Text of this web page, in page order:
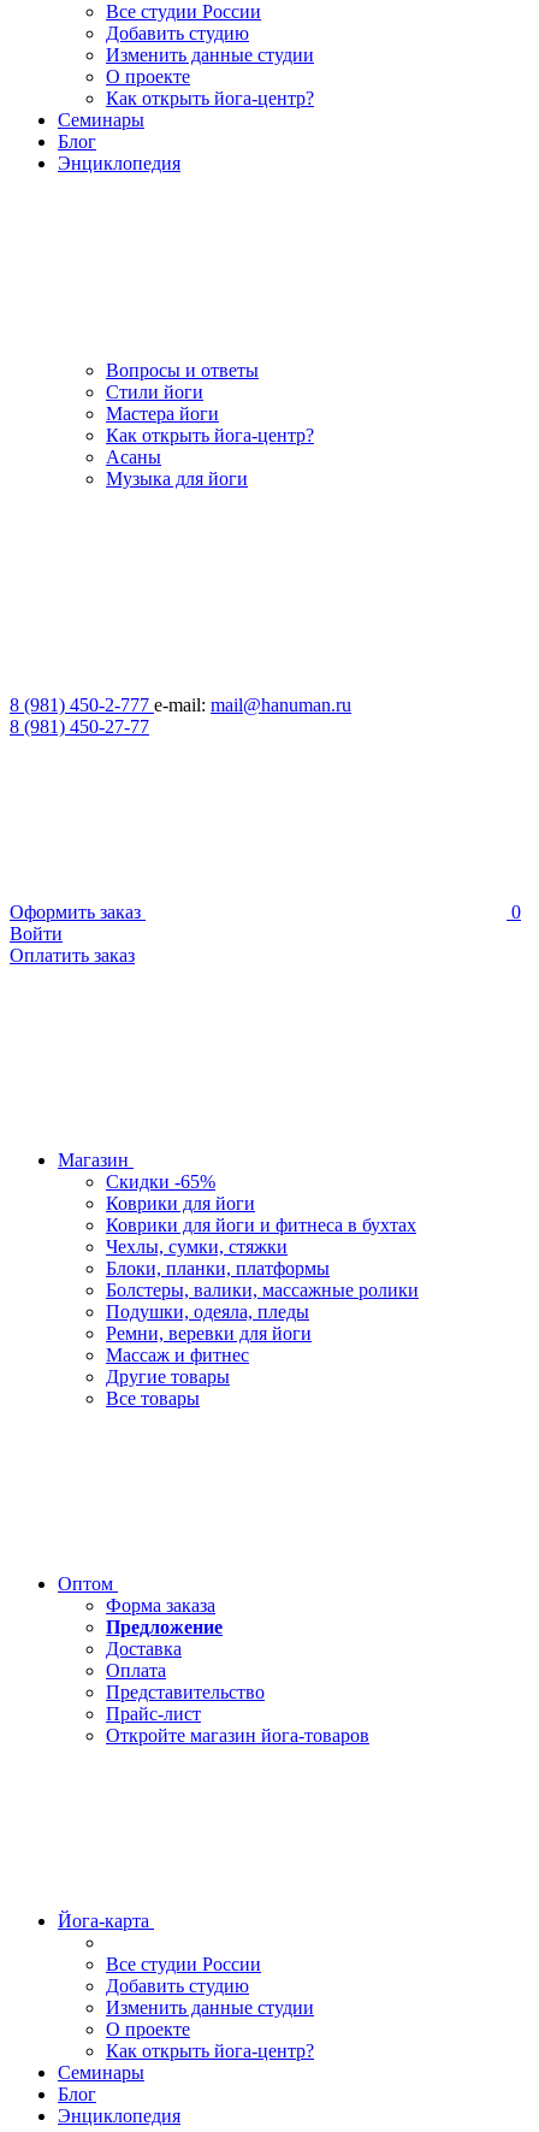
Все студии России
Добавить студию
Изменить данные студии
О проекте
Как открыть йога-центр?
Семинары
Блог
Энциклопедия
Вопросы и ответы
Стили йоги
Мастера йоги
Как открыть йога-центр?
Асаны
Музыка для йоги
8 (981) 450-2-777 e-mail: mail@hanuman.ru
8 (981) 450-27-77
Оформить заказ
0
Войти
Оплатить заказ
Магазин
Скидки -65%
Коврики для йоги
Коврики для йоги и фитнеса в бухтах
Чехлы, сумки, стяжки
Блоки, планки, платформы
Болстеры, валики, массажные ролики
Подушки, одеяла, пледы
Ремни, веревки для йоги
Массаж и фитнес
Другие товары
Все товары
Оптом
Форма заказа
Предложение
Доставка
Оплата
Представительство
Прайс-лист
Откройте магазин йога-товаров
Йога-карта
Все студии России
Добавить студию
Изменить данные студии
О проекте
Как открыть йога-центр?
Семинары
Блог
Энциклопедия